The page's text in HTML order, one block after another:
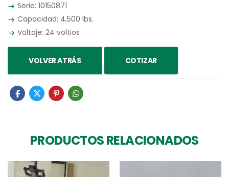
Serie: 10150871
Capacidad: 4,500 lbs.
Voltaje: 24 voltios
VOLVER ATRÁS COTIZAR
PRODUCTOS RELACIONADOS